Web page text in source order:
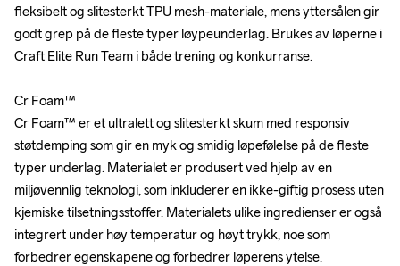
fleksibelt og slitesterkt TPU mesh-materiale, mens yttersålen gir
godt grep på de fleste typer løypeunderlag. Brukes av løperne i
Craft Elite Run Team i både trening og konkurranse.
Cr Foam™
Cr Foam™ er et ultralett og slitesterkt skum med responsiv
støtdemping som gir en myk og smidig løpefølelse på de fleste
typer underlag. Materialet er produsert ved hjelp av en
miljøvennlig teknologi, som inkluderer en ikke-giftig prosess uten
kjemiske tilsetningsstoffer. Materialets ulike ingredienser er også
integrert under høy temperatur og høyt trykk, noe som
forbedrer egenskapene og forbedrer løperens ytelse.
fleksibelt og slitesterkt TPU mesh-materiale, mens yttersålen gir
godt grep på de fleste typer løypeunderlag. Brukes av løperne i
Craft Elite Run Team i både trening og konkurranse.
Cr Foam™
Cr Foam™ er et ultralett og slitesterkt skum med responsiv
støtdemping som gir en myk og smidig løpefølelse på de fleste
typer underlag. Materialet er produsert ved hjelp av en
miljøvennlig teknologi, som inkluderer en ikke-giftig prosess uten
kjemiske tilsetningsstoffer. Materialets ulike ingredienser er også
integrert under høy temperatur og høyt trykk, noe som
forbedrer egenskapene og forbedrer løperens ytelse.